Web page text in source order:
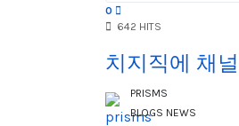
0
642 HITS
치지직에 채
PRISMS
BLOGS NEWS